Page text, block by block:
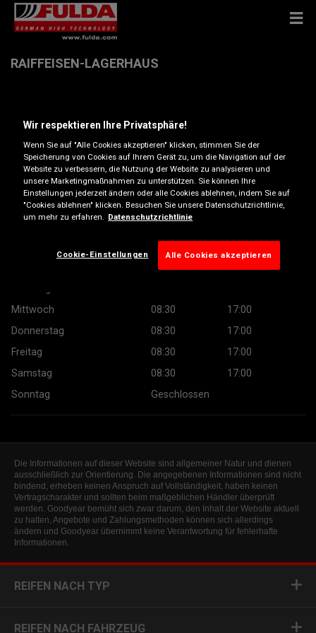
RAIFFEISEN-LAGERHAUS
Anfahrtsbeschreibung
Telefonnummer anzeigen
Besuchen Sie die Website des Händlers
08:30
17:00
Mittwoch
08:30
17:00
Donnerstag
08:30
17:00
Freitag
08:30
17:00
Samstag
08:30
17:00
Sonntag
Geschlossen
Die Informationen auf dieser Website sind allgemeiner Natur und dienen
ausschließlich zur Orientierung. Die angegebenen Informationen sind nicht
bindend, erheben keinen Anspruch auf Vollständigkeit, haben keinen
Vertragscharakter und sollten beim maßgeblichen Händler überprüft
werden. Goodyear bemüht sich zwar darum, den Inhalt der Website aktuell
zu halten, Angebote und Zahlungsmethoden können sich allerdings
ändern und Goodyear übernimmt keine Verantwortung für fehlerhafte
Informationen.
REIFEN NACH TYP
REIFEN NACH FAHRZEUG
Wir respektieren Ihre Privatsphäre!
Wenn Sie auf "Alle Cookies akzeptieren" klicken, stimmen Sie der
Speicherung von Cookies auf Ihrem Gerät zu, um die Navigation auf der
Website zu verbessern, die Nutzung der Website zu analysieren und
unsere Marketingmaßnahmen zu unterstützen. Sie können Ihre
Einstellungen jederzeit ändern oder alle Cookies ablehnen, indem Sie auf
"Cookies ablehnen" klicken. Besuchen Sie unsere Datenschutzrichtlinie,
um mehr zu erfahren. Datenschutzrichtlinie
Cookie-Einstellungen Alle Cookies akzeptieren